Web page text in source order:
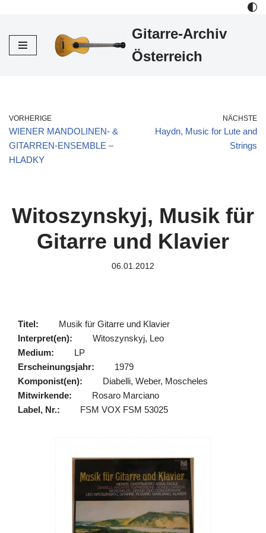
Inhalt
Gitarre-Archiv
Österreich
VORHERIGE
WIENER MANDOLINEN- &
GITARREN-ENSEMBLE –
HLADKY
NÄCHSTE
Haydn, Music for Lute and
Strings
Witoszynskyj, Musik für
Gitarre und Klavier
06.01.2012
Titel:
Musik für Gitarre und Klavier
Interpret(en):
Witoszynskyj, Leo
Medium:
LP
Erscheinungsjahr:
1979
Komponist(en):
Diabelli, Weber, Moscheles
Mitwirkende:
Rosaro Marciano
Label, Nr.:
FSM VOX FSM 53025